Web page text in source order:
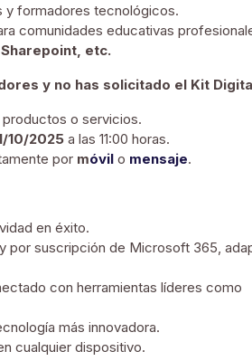
formadores tecnológicos.
comunidades educativas
etc.
y no has solicitado el Kit
o servicios.
10/2025 a las 11:00 horas.
por móvil o mensaje.
en éxito.
por suscripción de Microsoft 365,
con herramientas líderes como
más innovadora.
cualquier dispositivo.